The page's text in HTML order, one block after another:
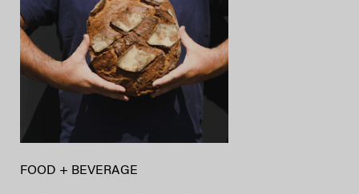
FOOD + BEVERAGE